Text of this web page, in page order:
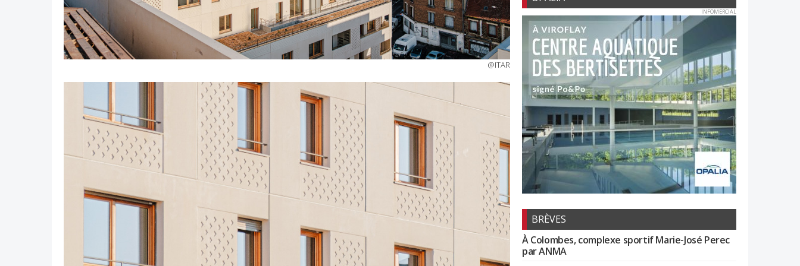
@ITAR
INFOMERCIAL
BRÈVES
À Colombes, complexe sportif Marie-José Perec
par ANMA